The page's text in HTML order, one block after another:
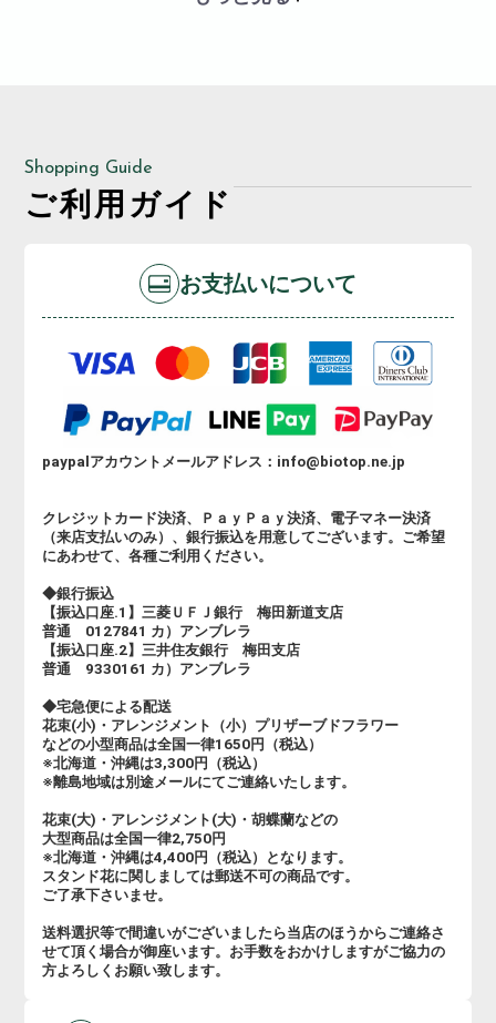
Shopping Guide
ご利用ガイド
お支払いについて
paypalアカウントメールアドレス：info@biotop.ne.jp
クレジットカード決済、ＰａｙＰａｙ決済、電子マネー決済
（来店支払いのみ）、銀行振込を用意してございます。ご希望
にあわせて、各種ご利用ください。
◆銀行振込
【振込口座.1】三菱ＵＦＪ銀行 梅田新道支店
普通 0127841 カ）アンブレラ
【振込口座.2】三井住友銀行 梅田支店
普通 9330161 カ）アンブレラ
◆宅急便による配送
花束(小)・アレンジメント（小）プリザーブドフラワー
などの小型商品は全国一律1650円（税込）
※北海道・沖縄は3,300円（税込）
※離島地域は別途メールにてご連絡いたします。
花束(大)・アレンジメント(大)・胡蝶蘭などの
大型商品は全国一律2,750円
※北海道・沖縄は4,400円（税込）となります。
スタンド花に関しましては郵送不可の商品です。
ご了承下さいませ。
送料選択等で間違いがございましたら当店のほうからご連絡さ
せて頂く場合が御座います。お手数をおかけしますがご協力の
方よろしくお願い致します。